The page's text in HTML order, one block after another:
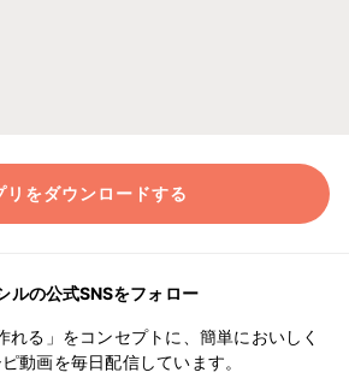
リをダウンロードする
ルの公式SNSをフォロー
れる」をコンセプトに、簡単においしく
動画を毎日配信しています。